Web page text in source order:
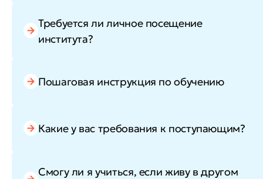
Требуется ли личное посещение
института?
Пошаговая инструкция по обучению
Какие у вас требования к поступающим?
Смогу ли я учиться, если живу в другом